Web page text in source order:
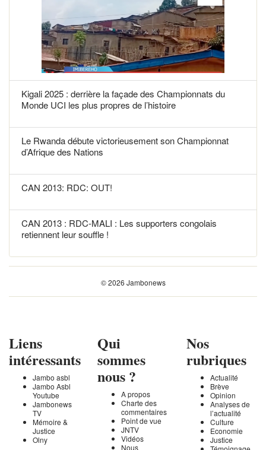
Kigali 2025 : derrière la façade des Championnats du
Monde UCI les plus propres de l’histoire
Le Rwanda débute victorieusement son Championnat
d’Afrique des Nations
CAN 2013: RDC: OUT!
CAN 2013 : RDC-MALI : Les supporters congolais
retiennent leur souffle !
© 2026 Jambonews
Liens
intéressants
Jambo asbl
Jambo Asbl
Youtube
Jambonews
TV
Mémoire &
Justice
Olny
Qui
sommes
nous ?
A propos
Charte des
commentaires
Point de vue
JNTV
Vidéos
Nous
Nos
rubriques
Actualité
Brève
Opinion
Analyses de
l’actualité
Culture
Economie
Justice